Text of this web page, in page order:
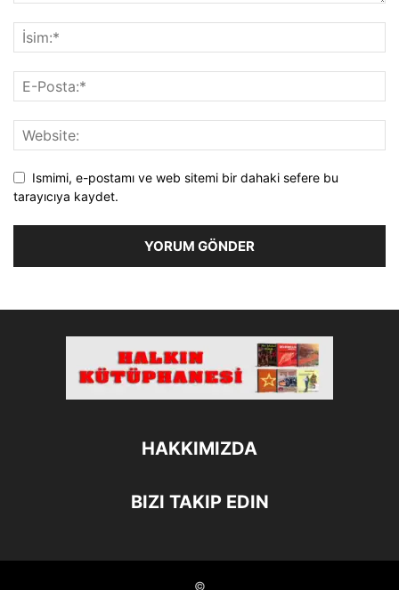
Ismimi, e-postamı ve web sitemi bir dahaki sefere bu
tarayıcıya kaydet.
HAKKIMIZDA
BIZI TAKIP EDIN
©